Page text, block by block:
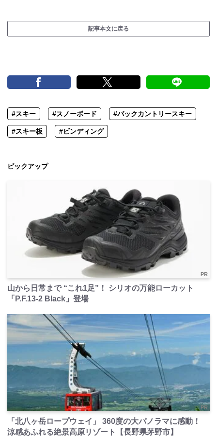
記事本文に戻る
#スキー #スノーボード #バックカントリースキー
#スキー板 #ビンディング
ピックアップ
PR
山から日常まで “これ1足”！ シリオの万能ローカット
「P.F.13-2 Black」登場
PR
「北八ヶ岳ロープウェイ」 360度の大パノラマに感動！
涼感あふれる絶景高原リゾート【長野県茅野市】